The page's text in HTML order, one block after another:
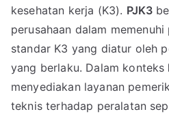
kesehatan kerja (K3). PJK3
perusahaan dalam
standar K3 yang diatur oleh
yang berlaku. Dalam konteks
menyediakan layanan
teknis terhadap peralatan